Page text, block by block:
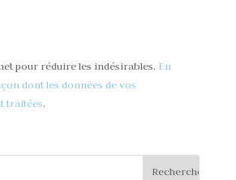
pour réduire les indésirables. En
dont les données de vos
traitées.